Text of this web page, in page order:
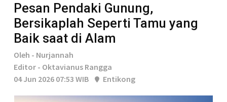
Pesan Pendaki Gunung,
Bersikaplah Seperti Tamu yang
Baik saat di Alam
Oleh - Nurjannah
Editor - Oktavianus Rangga
04 Jun 2026 07:53 WIB
Entikong